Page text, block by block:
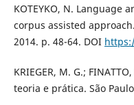
KOTEYKO, N. Language
corpus assisted
2014. p. 48-64. DOI
KRIEGER, M. G.;
teoria e prática. São